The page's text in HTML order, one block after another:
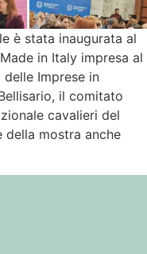
è stata inaugurata al
in Italy impresa al
delle Imprese in
il comitato
cavalieri del
della mostra anche